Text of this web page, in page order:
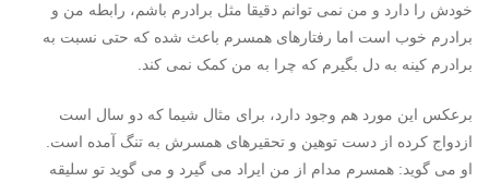
خودش را دارد و من نمی توانم دقیقا مثل برادرم باشم، رابطه من و
برادرم خوب است اما رفتارهای همسرم باعث شده که حتی نسبت به
برادرم کینه به دل بگیرم که چرا به من کمک نمی کند.
برعکس این مورد هم وجود دارد، برای مثال شیما که دو سال است
ازدواج کرده از دست توهین و تحقیرهای همسرش به تنگ آمده است.
او می گوید: همسرم مدام از من ایراد می گیرد و می گوید تو سلیقه